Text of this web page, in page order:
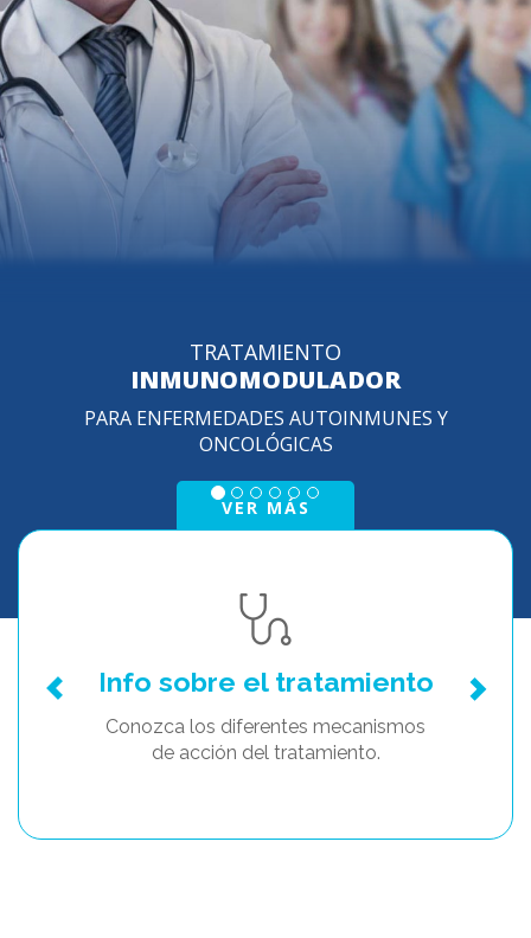
Info sobre el tratamiento
Conozca los diferentes mecanismos
de acción del tratamiento.